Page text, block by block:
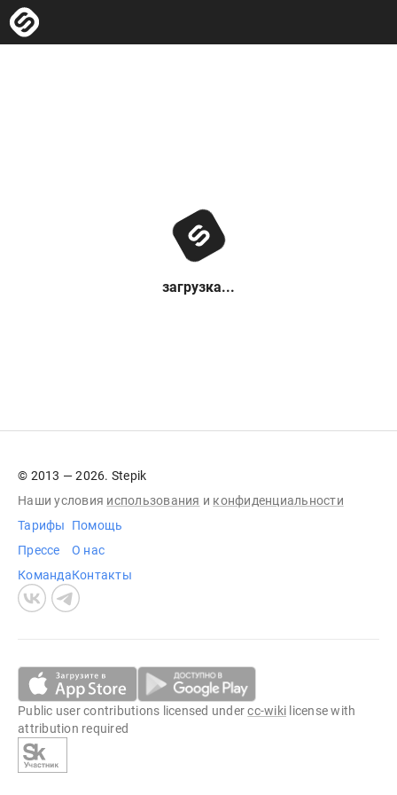
загрузка...
© 2013 — 2026. Stepik
Наши условия использования и конфиденциальности
Тарифы
Прессе
Команда
Помощь
О нас
Контакты
Public user contributions licensed undercc-wiki license with
attribution required